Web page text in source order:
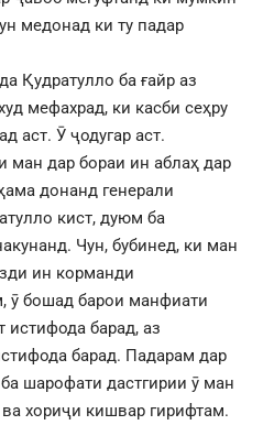
медонад ки ту падар
Қудратулло ба ғайр аз
мефахрад, ки касби сеҳру
аст. Ӯ ҷодугар аст.
дар бораи ин аблаҳ дар
донанд генерали
кист, дуюм ба
Чун, бубинед, ки ман
ин корманди
ӯ бошад барои манфиати
барад, аз
барад. Падарам дар
шарофати дастгирии ӯ ман
хориҷи кишвар гирифтам.